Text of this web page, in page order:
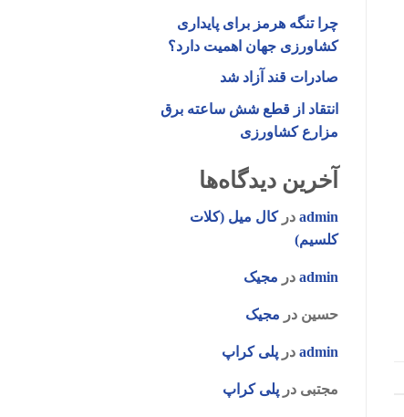
چرا تنگه هرمز برای پایداری
کشاورزی جهان اهمیت دارد؟
صادرات قند آزاد شد
انتقاد از قطع شش ساعته برق
مزارع کشاورزی
آخرین دیدگاه‌ها
admin درکال میل (کلات
کلسیم)
admin در مجیک
حسین در مجیک
admin در پلی کراپ
مجتبی در پلی کراپ